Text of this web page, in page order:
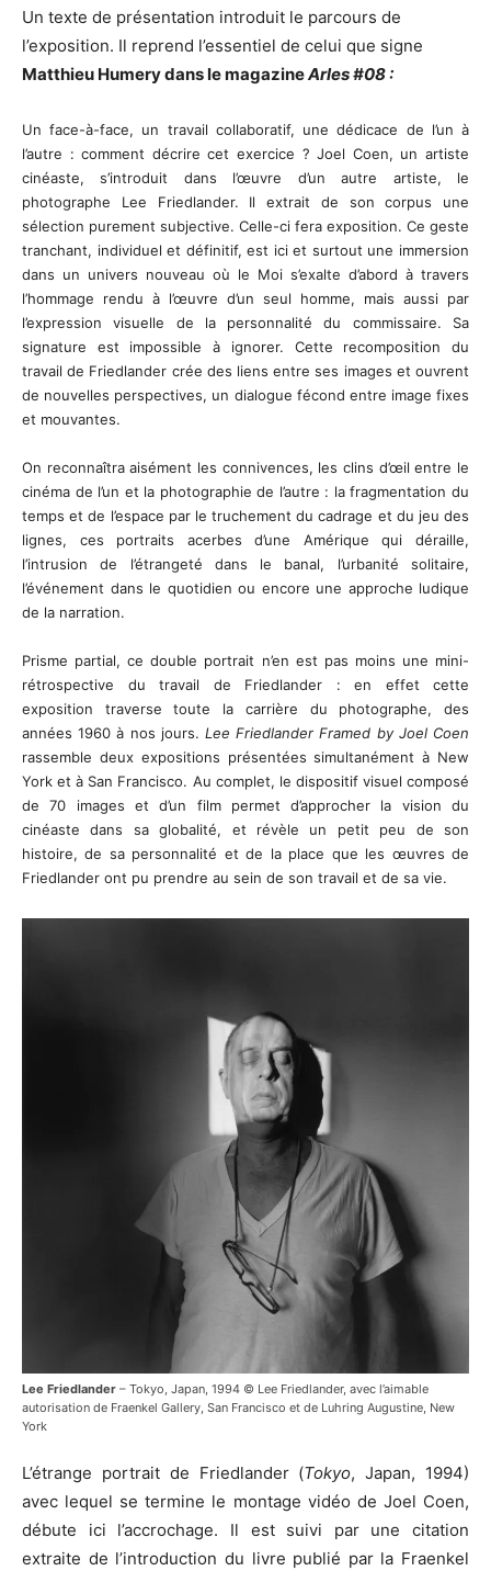
Un texte de présentation introduit le parcours de
l’exposition. Il reprend l’essentiel de celui que signe
Matthieu Humery dans le magazineArles #08 :
Un face-à-face, un travail collaboratif, une dédicace de l’un à
l’autre : comment décrire cet exercice ? Joel Coen, un artiste
cinéaste, s’introduit dans l’œuvre d’un autre artiste, le
photographe Lee Friedlander. Il extrait de son corpus une
sélection purement subjective. Celle-ci fera exposition. Ce geste
tranchant, individuel et définitif, est ici et surtout une immersion
dans un univers nouveau où le Moi s’exalte d’abord à travers
l’hommage rendu à l’œuvre d’un seul homme, mais aussi par
l’expression visuelle de la personnalité du commissaire. Sa
signature est impossible à ignorer. Cette recomposition du
travail de Friedlander crée des liens entre ses images et ouvrent
de nouvelles perspectives, un dialogue fécond entre image fixes
et mouvantes.
On reconnaîtra aisément les connivences, les clins d’œil entre le
cinéma de l’un et la photographie de l’autre : la fragmentation du
temps et de l’espace par le truchement du cadrage et du jeu des
lignes, ces portraits acerbes d’une Amérique qui déraille,
l’intrusion de l’étrangeté dans le banal, l’urbanité solitaire,
l’événement dans le quotidien ou encore une approche ludique
de la narration.
Prisme partial, ce double portrait n’en est pas moins une mini-
rétrospective du travail de Friedlander : en effet cette
exposition traverse toute la carrière du photographe, des
années 1960 à nos jours. Lee Friedlander Framed by Joel Coen
rassemble deux expositions présentées simultanément à New
York et à San Francisco. Au complet, le dispositif visuel composé
de 70 images et d’un film permet d’approcher la vision du
cinéaste dans sa globalité, et révèle un petit peu de son
histoire, de sa personnalité et de la place que les œuvres de
Friedlander ont pu prendre au sein de son travail et de sa vie.
Lee Friedlander – Tokyo, Japan, 1994 © Lee Friedlander, avec l’aimable
autorisation de Fraenkel Gallery, San Francisco et de Luhring Augustine, New
York
L’étrange portrait de Friedlander (Tokyo, Japan, 1994)
avec lequel se termine le montage vidéo de Joel Coen,
débute ici l’accrochage. Il est suivi par une citation
extraite de l’introduction du livre publié par la Fraenkel